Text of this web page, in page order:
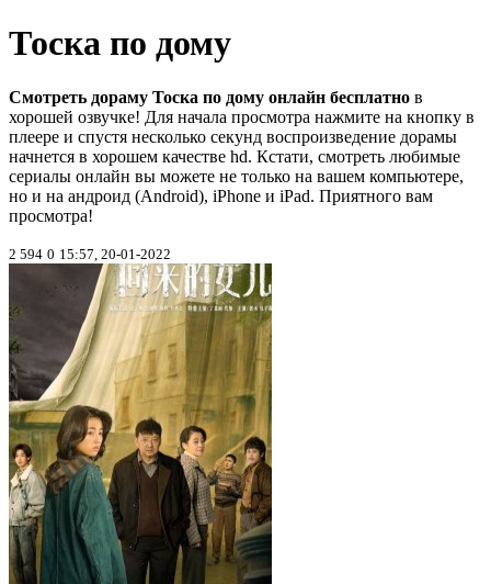
Тоска по дому
Смотреть дораму Тоска по дому онлайн бесплатно в
хорошей озвучке! Для начала просмотра нажмите на кнопку в
плеере и спустя несколько секунд воспроизведение дорамы
начнется в хорошем качестве hd. Кстати, смотреть любимые
сериалы онлайн вы можете не только на вашем компьютере,
но и на андроид (Android), iPhone и iPad. Приятного вам
просмотра!
2 594 0 15:57, 20-01-2022